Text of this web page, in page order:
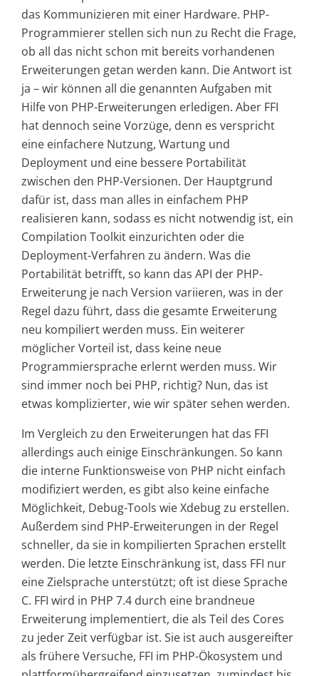
das Kommunizieren mit einer Hardware. PHP-
Programmierer stellen sich nun zu Recht die Frage,
ob all das nicht schon mit bereits vorhandenen
Erweiterungen getan werden kann. Die Antwort ist
ja – wir können all die genannten Aufgaben mit
Hilfe von PHP-Erweiterungen erledigen. Aber FFI
hat dennoch seine Vorzüge, denn es verspricht
eine einfachere Nutzung, Wartung und
Deployment und eine bessere Portabilität
zwischen den PHP-Versionen. Der Hauptgrund
dafür ist, dass man alles in einfachem PHP
realisieren kann, sodass es nicht notwendig ist, ein
Compilation Toolkit einzurichten oder die
Deployment-Verfahren zu ändern. Was die
Portabilität betrifft, so kann das API der PHP-
Erweiterung je nach Version variieren, was in der
Regel dazu führt, dass die gesamte Erweiterung
neu kompiliert werden muss. Ein weiterer
möglicher Vorteil ist, dass keine neue
Programmiersprache erlernt werden muss. Wir
sind immer noch bei PHP, richtig? Nun, das ist
etwas komplizierter, wie wir später sehen werden.
Im Vergleich zu den Erweiterungen hat das FFI
allerdings auch einige Einschränkungen. So kann
die interne Funktionsweise von PHP nicht einfach
modifiziert werden, es gibt also keine einfache
Möglichkeit, Debug-Tools wie Xdebug zu erstellen.
Außerdem sind PHP-Erweiterungen in der Regel
schneller, da sie in kompilierten Sprachen erstellt
werden. Die letzte Einschränkung ist, dass FFI nur
eine Zielsprache unterstützt; oft ist diese Sprache
C. FFI wird in PHP 7.4 durch eine brandneue
Erweiterung implementiert, die als Teil des Cores
zu jeder Zeit verfügbar ist. Sie ist auch ausgereifter
als frühere Versuche, FFI im PHP-Ökosystem und